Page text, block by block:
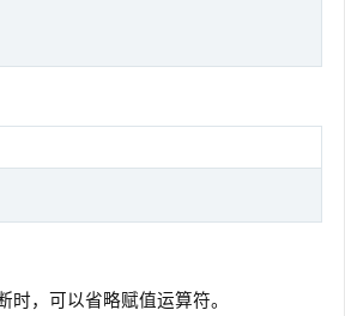
，可以省略赋值运算符。